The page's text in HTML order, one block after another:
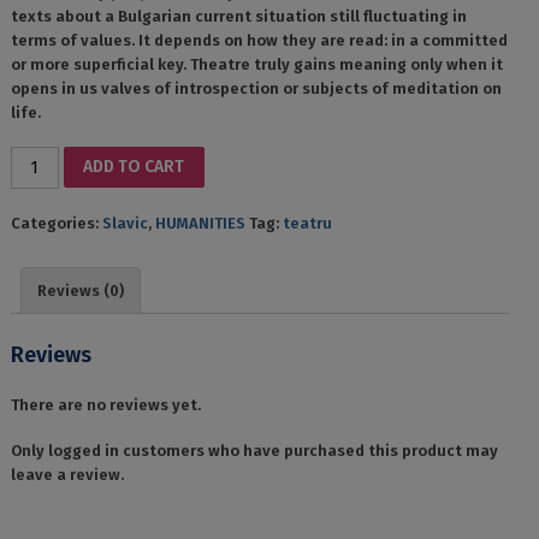
texts about a Bulgarian current situation still fluctuating in
terms of values. It depends on how they are read: in a committed
or more superficial key. Theatre truly gains meaning only when it
opens in us valves of introspection or subjects of meditation on
life.
ANTOLOGIE
CONTEMPORAN
ADD TO CART
Categories: Slavic, HUMANITIES Tag: teatru
Reviews (0)
Reviews
There are no reviews yet.
Only logged in customers who have purchased this product may
leave a review.